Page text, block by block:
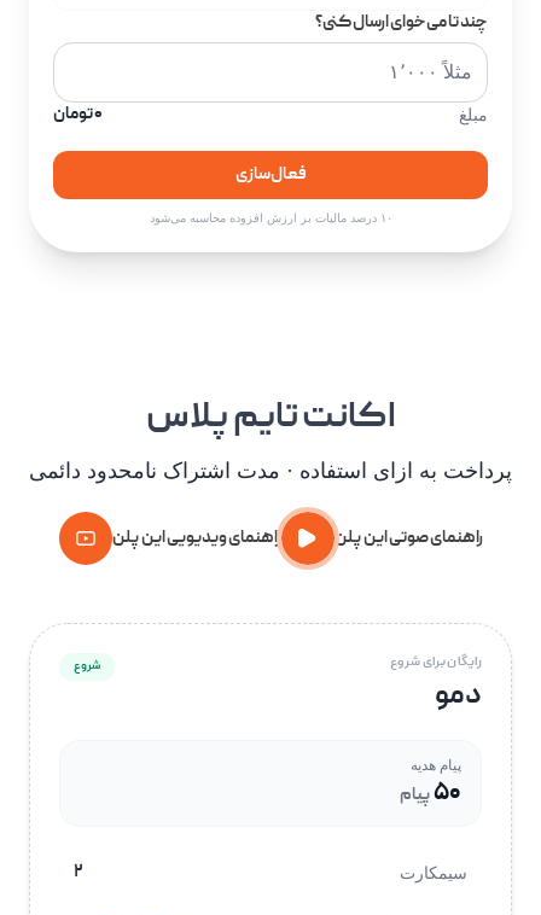
چند تا می‌خوای ارسال کنی؟
مبلغ ۰ تومان
فعال‌سازی
۱۰ درصد مالیات بر ارزش افزوده محاسبه می‌شود
اکانت تایم پلاس
پرداخت به ازای استفاده · مدت اشتراک نامحدود دائمی
راهنمای صوتی این پلن راهنمای ویدیویی این پلن
رایگان برای شروع
دمو
شروع
پیام هدیه
۵۰پیام
سیمکارت ۲